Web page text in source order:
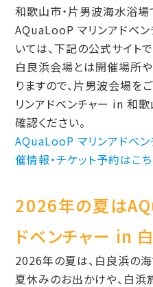
和歌山市・片男波海水浴場
AQuaLooP マリンアドベ
いては、下記の公式サイト
白良浜会場とは開催場所
りますので、片男波会場を
リンアドベンチャー in 和
確認ください。
AQuaLooP マリンアドベ
催情報・チケット予約はこ
2026年の夏は
ドベンチャー in
2026年の夏は、白良浜の
夏休みのお出かけや、白浜